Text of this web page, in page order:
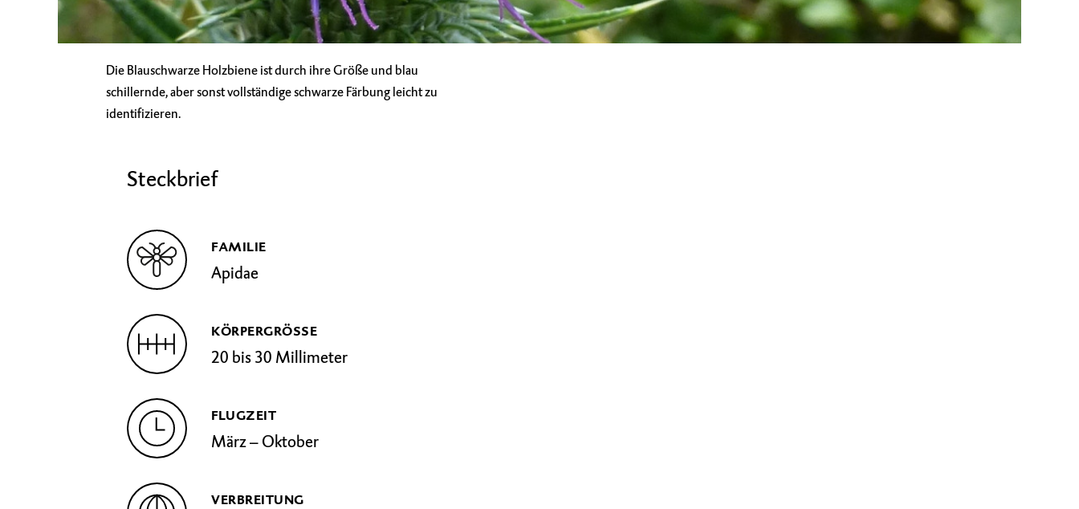
Die Blauschwarze Holzbiene ist durch ihre Größe und blau
schillernde, aber sonst vollständige schwarze Färbung leicht zu
identifizieren.
Steckbrief
FAMILIE
Apidae
KÖRPERGRÖSSE
20 bis 30 Millimeter
FLUGZEIT
März – Oktober
VERBREITUNG